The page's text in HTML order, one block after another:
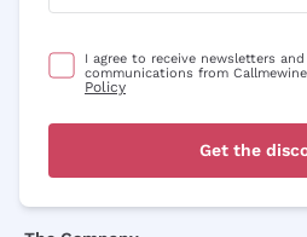
I agree to receive newsletters
communications from
Policy
Get the